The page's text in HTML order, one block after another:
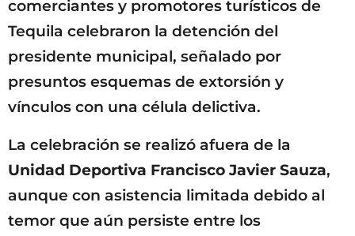
comerciantes y promotores turísticos de
Tequila celebraron la detención del
presidente municipal, señalado por
presuntos esquemas de extorsión y
vínculos con una célula delictiva.
La celebración se realizó afuera de la
Unidad Deportiva Francisco Javier Sauza,
aunque con asistencia limitada debido al
temor que aún persiste entre los